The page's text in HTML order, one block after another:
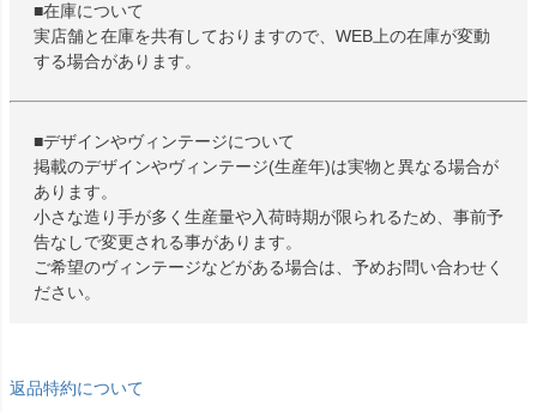
■在庫について
実店舗と在庫を共有しておりますので、WEB上の在庫が変動
する場合があります。
■デザインやヴィンテージについて
掲載のデザインやヴィンテージ(生産年)は実物と異なる場合が
あります。
小さな造り手が多く生産量や入荷時期が限られるため、事前予
告なしで変更される事があります。
ご希望のヴィンテージなどがある場合は、予めお問い合わせく
ださい。
返品特約について